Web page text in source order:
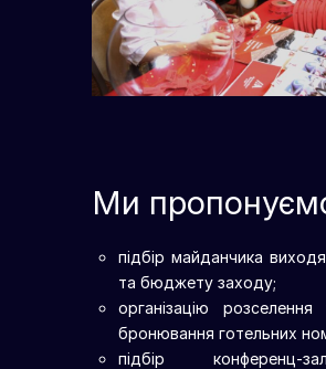
Ми
підбір майданчика
та бюджету заходу;
організацію розселення
бронювання готельних
підбір конференц-